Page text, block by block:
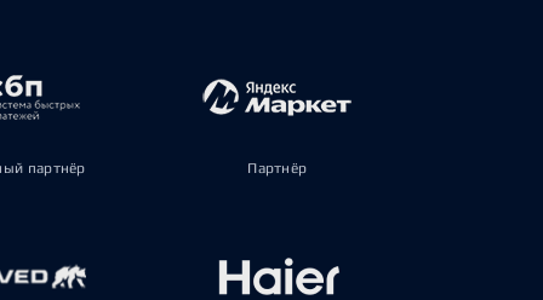
партнёр Партнёр